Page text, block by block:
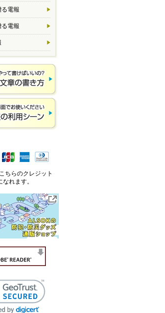
電報
る電報
ちらのクレジット
れます。